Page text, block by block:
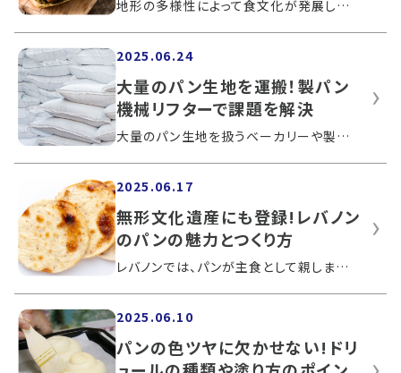
地形の多様性によって食文化が発展したアルゼンチンでは、朝食の定番であるメディアルナや名物のチョリパンなど、多彩なパンが食卓に並びま...
2025.06.24
大量のパン生地を運搬！製パン
機械リフターで課題を解決
大量のパン生地を扱うベーカリーや製パン工場では、パン生地の運搬や持ち上げ作業が大きな負担となります。このような負担を解消するために...
2025.06.17
無形文化遺産にも登録!レバノン
のパンの魅力とつくり方
レバノンでは、パンが主食として親しまれており、さまざまな食材と一緒に食べられています。パン屋さんでは、注文してから釜で焼いた、焼き...
2025.06.10
パンの色ツヤに欠かせない!ドリ